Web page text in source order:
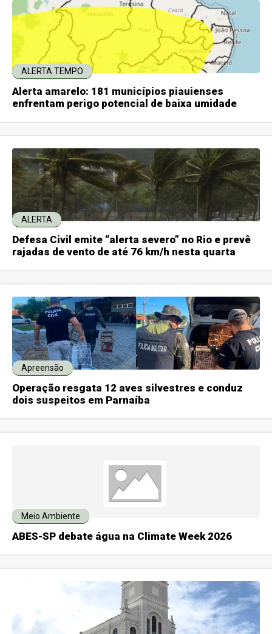
ALERTA TEMPO
Alerta amarelo: 181 municípios piauienses
enfrentam perigo potencial de baixa umidade
ALERTA
Defesa Civil emite “alerta severo” no Rio e prevê
rajadas de vento de até 76 km/h nesta quarta
Apreensão
Operação resgata 12 aves silvestres e conduz
dois suspeitos em Parnaíba
Meio Ambiente
ABES-SP debate água na Climate Week 2026